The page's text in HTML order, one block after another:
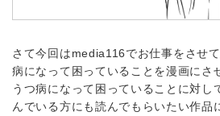
さて今回はmedia116でお仕事をさせ
病になって困っていることを漫画にさ
うつ病になって困っていることに対し
んでいる方にも読んでもらいたい作品